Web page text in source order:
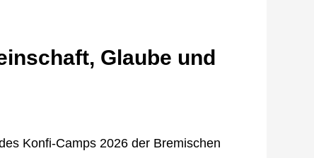
Glaube und
Konfi-Camps 2026 der Bremischen